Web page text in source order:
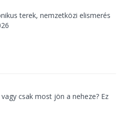
terek, nemzetközi elismerés
csak most jön a neheze? Ez